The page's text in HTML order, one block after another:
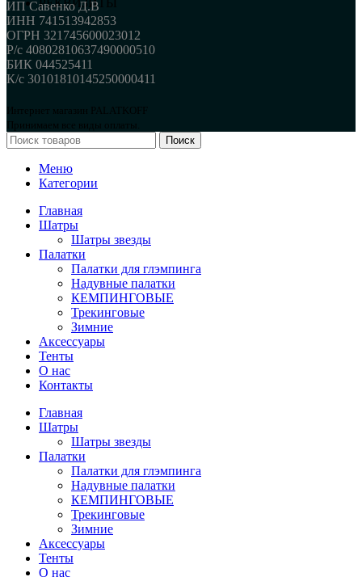
РЕКВИЗИТЫ
ИП Савенко Д.В
ИНН 741513942853
ОГРН 321745600023012
Р/с 40802810637490000510
БИК 044525411
К/с 30101810145250000411
Интернет магазин PALATKOFF
Принимаем все виды оплаты.
Поиск
Меню
Категории
Главная
Шатры
Шатры звезды
Палатки
Палатки для глэмпинга
Надувные палатки
КЕМПИНГОВЫЕ
Трекинговые
Зимние
Аксессуары
Тенты
О нас
Контакты
Главная
Шатры
Шатры звезды
Палатки
Палатки для глэмпинга
Надувные палатки
КЕМПИНГОВЫЕ
Трекинговые
Зимние
Аксессуары
Тенты
О нас